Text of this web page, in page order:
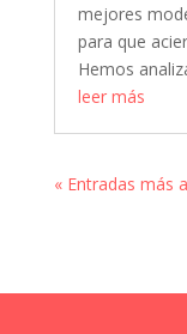
mejores
para que
Hemos
leer más
« Entradas más